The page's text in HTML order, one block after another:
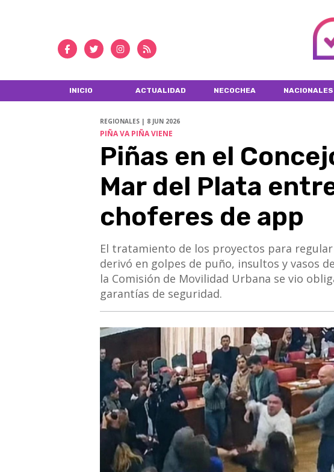
INICIO ACTUALIDAD NECOCHEA NACIONALES
REGIONALES | 8 JUN 2026
PIÑA VA PIÑA VIENE
Piñas en el
Mar del Plata
choferes de app
El tratamiento de los proyectos para
derivó en golpes de puño, insultos y vasos
la Comisión de Movilidad Urbana se vio
garantías de seguridad.